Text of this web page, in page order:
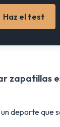
Haz el test
zapatillas
un deporte que